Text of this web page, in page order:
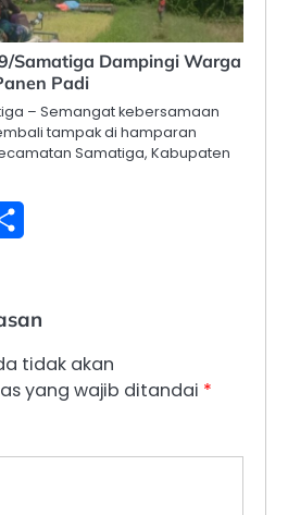
Samatiga Dampingi Warga
Padi
– Semangat kebersamaan
tampak di hamparan
Samatiga, Kabupaten
tidak akan
yang wajib ditandai *